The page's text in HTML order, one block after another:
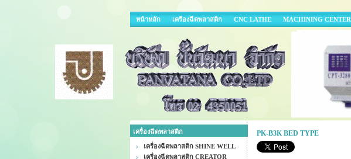
หน้าหลัก เครืองฉีดพลาสติก CNC LATHE MACHINING CENTER
เครื่องฉีดพลาสติก
เครื่องฉีดพลาสติก SHINE WELL
เครื่องฉีดพลาสติก CREATOR
PK-B3K BED TYPE